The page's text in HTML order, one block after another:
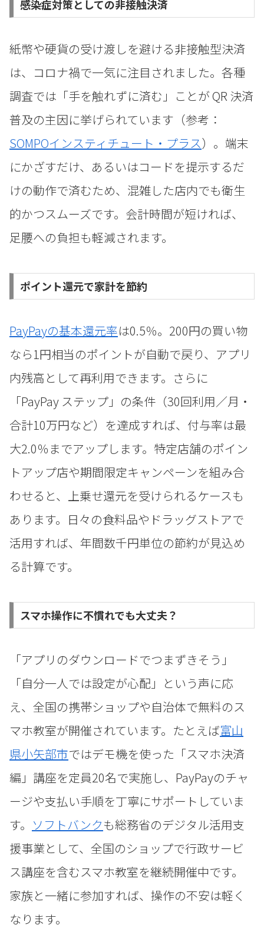
感染症対策としての非接触決済
紙幣や硬貨の受け渡しを避ける非接触型決済
は、コロナ禍で一気に注目されました。各種
調査では「手を触れずに済む」ことが QR 決済
普及の主因に挙げられています（参考：
SOMPOインスティチュート・プラス）。端末
にかざすだけ、あるいはコードを提示するだ
けの動作で済むため、混雑した店内でも衛生
的かつスムーズです。会計時間が短ければ、
足腰への負担も軽減されます。
ポイント還元で家計を節約
PayPayの基本還元率は0.5％。200円の買い物
なら1円相当のポイントが自動で戻り、アプリ
内残高として再利用できます。さらに
「PayPay ステップ」の条件（30回利用／月・
合計10万円など）を達成すれば、付与率は最
大2.0％までアップします。特定店舗のポイン
トアップ店や期間限定キャンペーンを組み合
わせると、上乗せ還元を受けられるケースも
あります。日々の食料品やドラッグストアで
活用すれば、年間数千円単位の節約が見込め
る計算です。
スマホ操作に不慣れでも大丈夫？
「アプリのダウンロードでつまずきそう」
「自分一人では設定が心配」という声に応
え、全国の携帯ショップや自治体で無料のス
マホ教室が開催されています。たとえば富山
県小矢部市ではデモ機を使った「スマホ決済
編」講座を定員20名で実施し、PayPayのチャ
ージや支払い手順を丁寧にサポートしていま
す。 ソフトバンクも総務省のデジタル活用支
援事業として、全国のショップで行政サービ
ス講座を含むスマホ教室を継続開催中です。
家族と一緒に参加すれば、操作の不安は軽く
なります。